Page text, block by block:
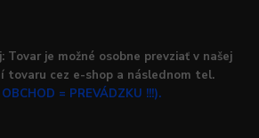
Tovar je možné osobne prevziať v našej
tovaru cez e-shop a následnom tel.
= PREVÁDZKU !!!).